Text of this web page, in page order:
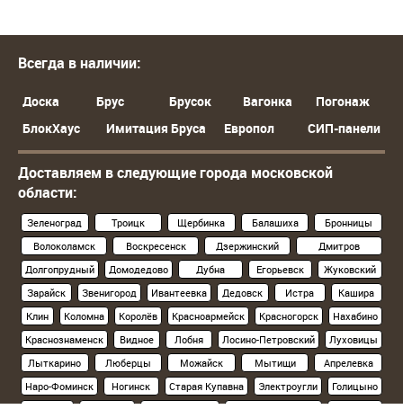
Всегда в наличии:
Доска Брус Брусок Вагонка
Погонаж
БлокХаус
Имитация Бруса Европол СИП-панели
Доставляем в следующие города московской
области:
Зеленоград Троицк Щербинка Балашиха
Бронницы
Волоколамск
Воскресенск Дзержинский
Дмитров
Долгопрудный
Домодедово Дубна Егорьевск
Жуковский
Зарайск
Звенигород Ивантеевка Дедовск Истра
Кашира
Клин
Коломна Королёв Красноармейск Красногорск
Нахабино
Краснознаменск
Видное Лобня Лосино-Петровский
Луховицы
Лыткарино
Люберцы Можайск Мытищи
Апрелевка
Наро-Фоминск
Ногинск Старая Купавна Электроугли
Голицыно